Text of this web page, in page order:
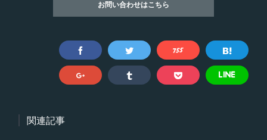
お問い合わせはこちら
関連記事